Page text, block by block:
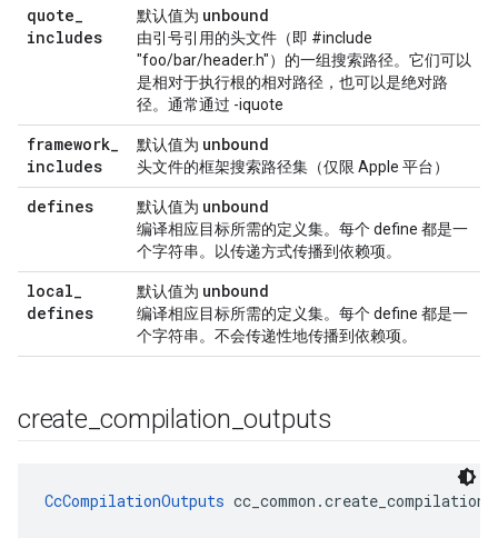
quote_
includes
默认值为 unbound
由引号引用的头文件（即 #include
"foo/bar/header.h"）的一组搜索路径。它们可以
是相对于执行根的相对路径，也可以是绝对路
径。通常通过 -iquote
framework_
includes
默认值为 unbound
头文件的框架搜索路径集（仅限 Apple 平台）
defines 默认值为 unbound
编译相应目标所需的定义集。每个 define 都是一
个字符串。以传递方式传播到依赖项。
local_
defines
默认值为 unbound
编译相应目标所需的定义集。每个 define 都是一
个字符串。不会传递性地传播到依赖项。
create _compilation _outputs
CcCompilationOutputs